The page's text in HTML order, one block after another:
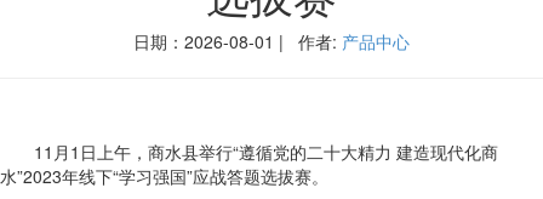
日期：2026-08-01 | 作者: 产品中心
11月1日上午，商水县举行“遵循党的二十大精力 建造现代化商
水”2023年线下“学习强国”应战答题选拔赛。